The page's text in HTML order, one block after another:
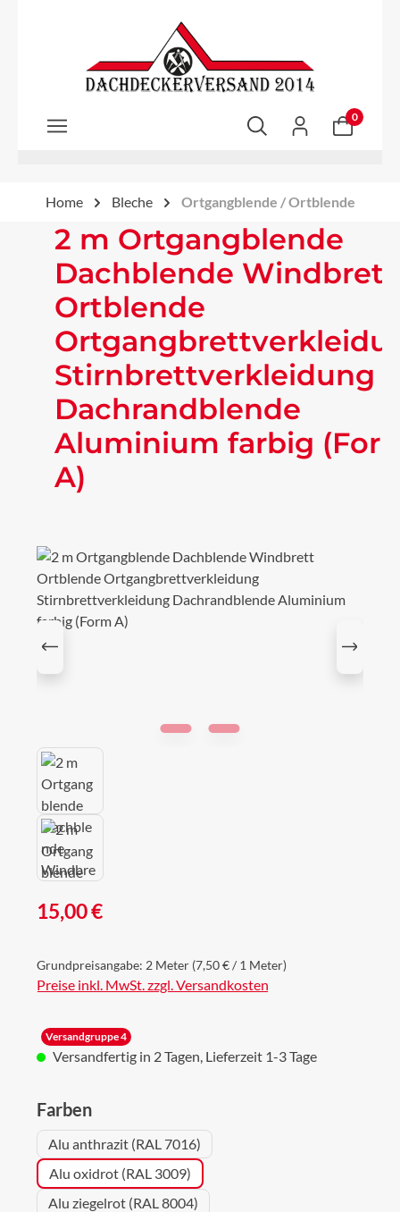
Zum Hauptinhalt springen
0
Home Bleche Ortgangblende / Ortblende
2 m Ortgangblende
Dachblende Windbrett
Ortblende
Stirnbrettverkleidung
Dachrandblende
Aluminium farbig
A)
Bildergalerie überspringen
Regulärer Preis:
15,00 €
Grundpreisangabe: 2 Meter (7,50 € / 1 Meter)
Preise inkl. MwSt. zzgl. Versandkosten
Versandgruppe 4
Versandfertig in 2 Tagen, Lieferzeit 1-3 Tage
Farbenauswählen
Alu anthrazit (RAL 7016)
Alu oxidrot (RAL 3009)
Alu ziegelrot (RAL 8004)